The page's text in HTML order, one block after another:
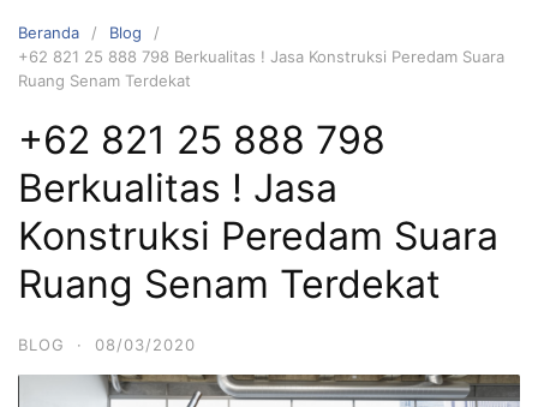
Beranda
Blog
+62 821 25 888 798 Berkualitas ! Jasa Konstruksi Peredam Suara
Ruang Senam Terdekat
+62 821 25 888 798
Berkualitas ! Jasa
Konstruksi Peredam Suara
Ruang Senam Terdekat
BLOG · 08/03/2020